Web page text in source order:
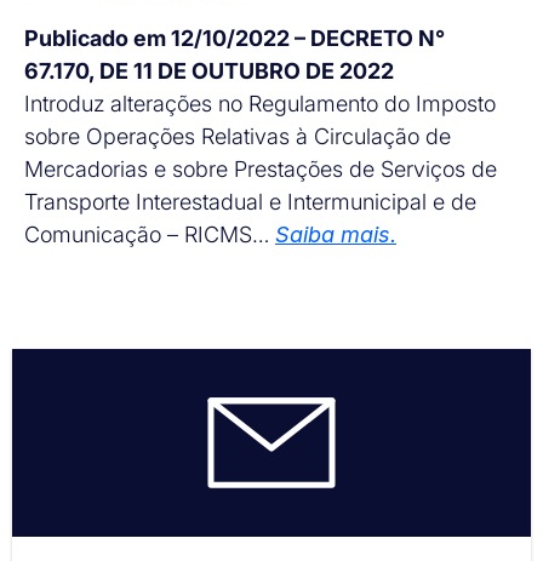
Publicado em 12/10/2022 – DECRETO N°
67.170, DE 11 DE OUTUBRO DE 2022
Introduz alterações no Regulamento do Imposto
sobre Operações Relativas à Circulação de
Mercadorias e sobre Prestações de Serviços de
Transporte Interestadual e Intermunicipal e de
Comunicação – RICMS… Saiba mais.